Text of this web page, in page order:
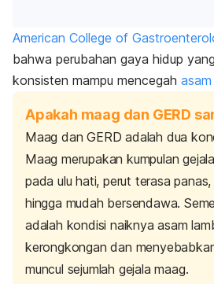
American College of
bahwa perubahan gaya hidup
konsisten mampu mencegah
Apakah maag dan GERD
Maag dan GERD adalah dua
Maag merupakan kumpulan
pada ulu hati, perut terasa
hingga mudah bersendawa.
adalah kondisi naiknya asam
kerongkongan dan
muncul sejumlah gejala maag.